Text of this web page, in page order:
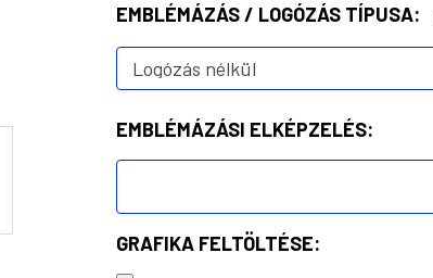
EMBLÉMÁZÁS / LOGÓZÁS TÍPUSA:
EMBLÉMÁZÁSI ELKÉPZELÉS:
GRAFIKA FELTÖLTÉSE: